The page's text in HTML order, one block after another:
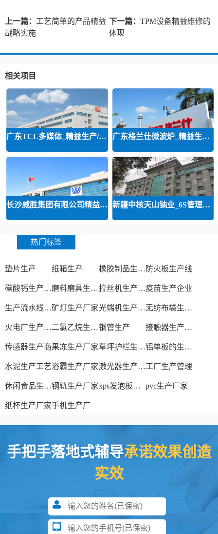
上一篇： 工艺简单的产品精益
战略实施
下一篇： TPM设备精益维修的
体现
相关项目
广东TCL多媒体_精益生产/精益品质/ 广东格兰仕微波炉_精益生产等咨询
长沙威胜集团有限公司精益运营 新疆中核天山铀业_6S管理和精益管
热门标签
垫片生产 纸箱生产 橡胶制品生产厂 防火板生产线
碳酸钙生产设备 磨料磨具生产厂家 拉丝机生产厂家疫苗生产企业
生产流水线设备矿灯生产厂家 光端机生产厂家 无纺布袋生产厂家
火电厂生产过程 二氯乙烷生产厂家钢管生产 接触器生产厂家
传感器生产商果冻生产厂家 草坪护栏生产厂家 铝单板的生产厂家
水泥生产工艺浴霸生产厂家 激光器生产厂家工厂生产管理
休闲食品生产线钢轨生产厂家 xps发泡板材生产线 pvc生产厂家
纸杯生产厂家手机生产厂
手把手落地式辅导承诺效果创造
实效